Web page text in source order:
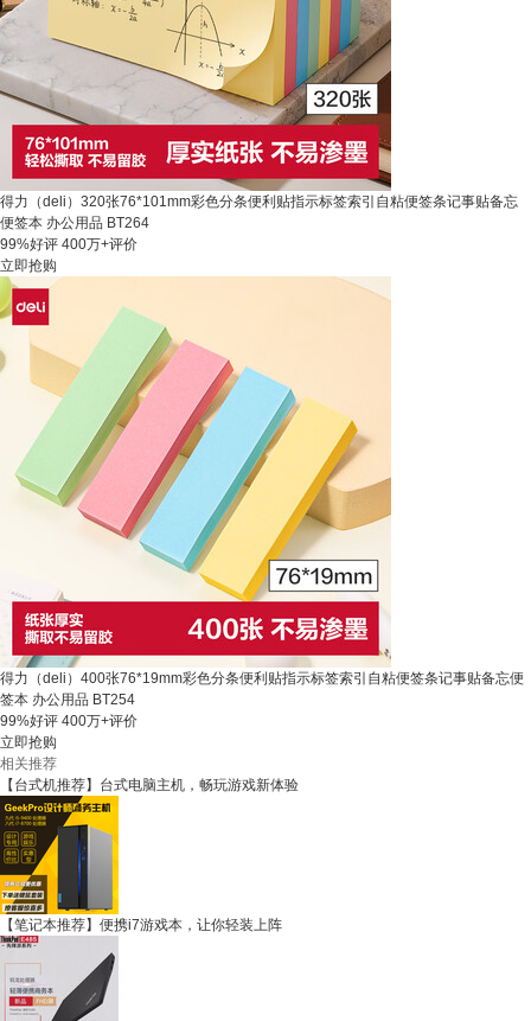
得力（deli）320张76*101mm彩色分条便利贴指示标签索引自粘便签条记事贴备忘
便签本 办公用品 BT264
99%好评 400万+评价
立即抢购
得力（deli）400张76*19mm彩色分条便利贴指示标签索引自粘便签条记事贴备忘便
签本 办公用品 BT254
99%好评 400万+评价
立即抢购
相关推荐
【台式机推荐】台式电脑主机，畅玩游戏新体验
【笔记本推荐】便携i7游戏本，让你轻装上阵